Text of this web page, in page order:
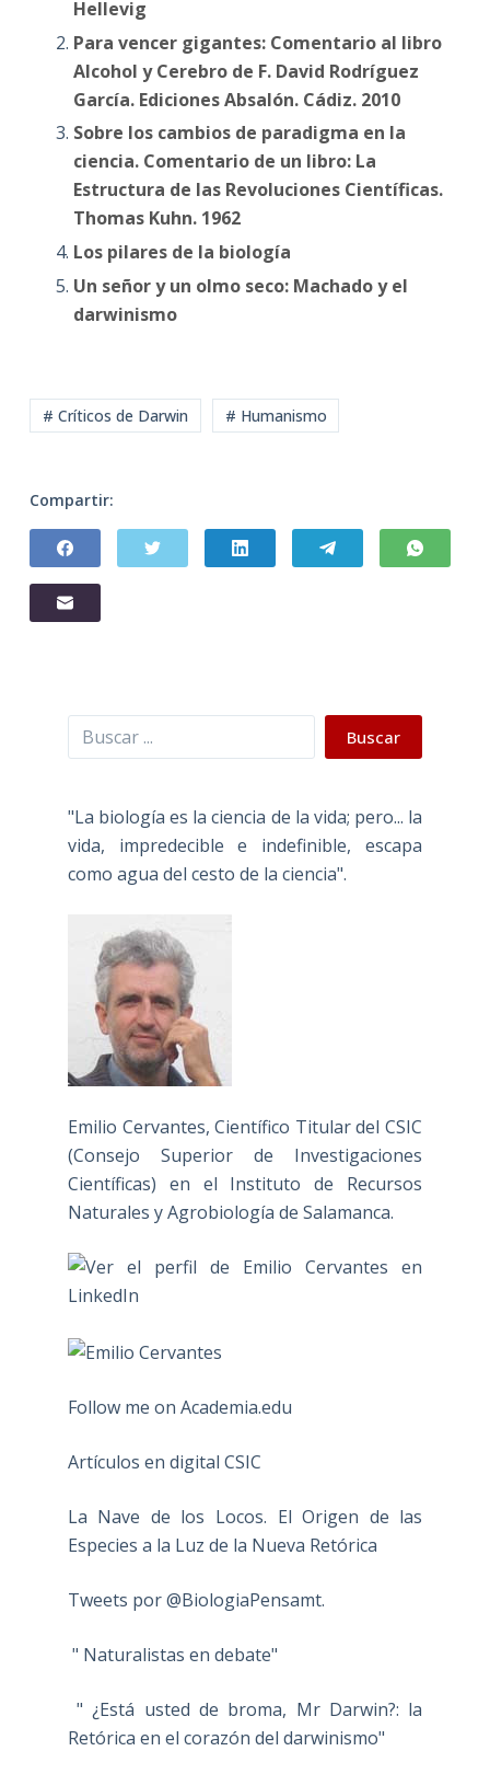
Hellevig
Para vencer gigantes: Comentario al libro
Alcohol y Cerebro de F. David Rodríguez
García. Ediciones Absalón. Cádiz. 2010
Sobre los cambios de paradigma en la
ciencia. Comentario de un libro: La
Estructura de las Revoluciones Científicas.
Thomas Kuhn. 1962
Los pilares de la biología
Un señor y un olmo seco: Machado y el
darwinismo
# Críticos de Darwin # Humanismo
Compartir:
Buscar Buscar
"La biología es la ciencia de la vida; pero... la
vida, impredecible e indefinible, escapa
como agua del cesto de la ciencia".
Emilio Cervantes, Científico Titular del CSIC
(Consejo Superior de Investigaciones
Científicas) en el Instituto de Recursos
Naturales y Agrobiología de Salamanca.
Follow me on Academia.edu
Artículos en digital CSIC
La Nave de los Locos. El Origen de las
Especies a la Luz de la Nueva Retórica
Tweets por @BiologiaPensamt.
" Naturalistas en debate"
" ¿Está usted de broma, Mr Darwin?: la
Retórica en el corazón del darwinismo"